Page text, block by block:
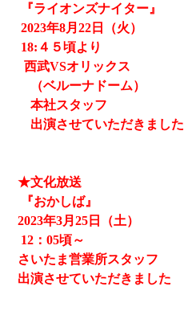
『ライオンズナイター』
2023年8月22日（火）
18:４５頃より
西武VSオリックス
（ベルーナドーム）
本社スタッフ
出演させていただきました
★文化放送
『おかしば』
2023年3月25日（土）
12 ：05頃～
さいたま営業所スタッフ
出演させていただきました